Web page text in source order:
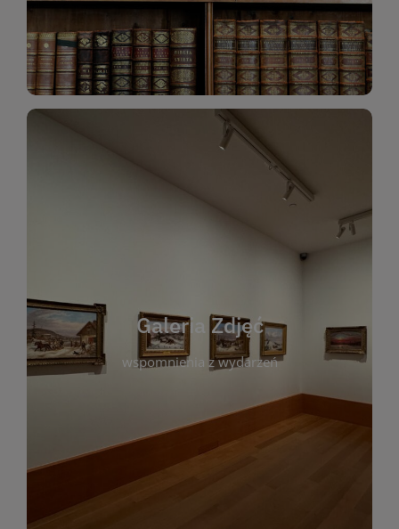
Katalog Zbiorów
Galeria Zdjęć
wspomnienia z wydarzeń
Galeria Zdjęć
wspomnienia z wydarzeń, spotkań i projektów
którym można zobaczyć, jak żyje nasza biblioteka
i jej społeczność. Zdjęcia dokumentują zarówno
uroczyste chwile, jak i codzienne aktywności
czytelników. Regularnie dodajemy nowe galerie,
by każdy mógł powrócić do wyjątkowych
momentów. Zapraszamy do obejrzenia,
wspominania i inspirowania się!